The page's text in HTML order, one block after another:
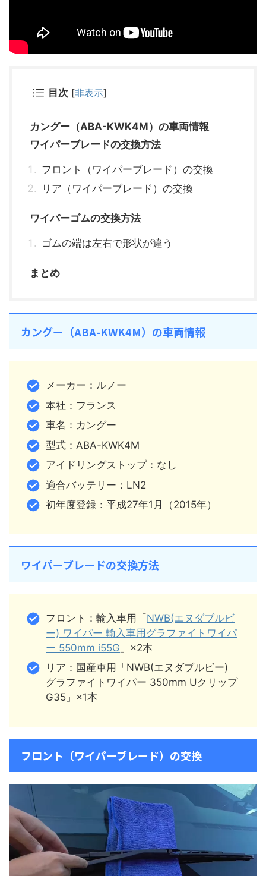
目次 [非表示]
カングー（ABA-KWK4M）の車両情報
ワイパーブレードの交換方法
フロント（ワイパーブレード）の交換
リア（ワイパーブレード）の交換
ワイパーゴムの交換方法
ゴムの端は左右で形状が違う
まとめ
カングー（ABA-KWK4M）の車両情報
メーカー：ルノー
本社：フランス
車名：カングー
型式：ABA-KWK4M
アイドリングストップ：なし
適合バッテリー：LN2
初年度登録：平成27年1月（2015年）
ワイパーブレードの交換方法
フロント：輸入車用「NWB(エヌダブルビ
ー) ワイパー 輸入車用グラファイトワイパ
ー 550mm i55G 」×2本
リア：国産車用「NWB(エヌダブルビー)
グラファイトワイパー 350mm Uクリップ
G35」×1本
フロント（ワイパーブレード）の交換